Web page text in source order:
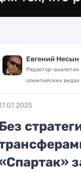
Евгений Несын
Редактор-аналитик
олимпийских